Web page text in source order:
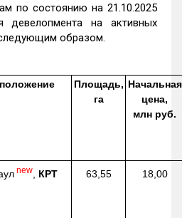
по состоянию на 21.10.2025
девелопмента на активных
образом.
Площадь,
га
Начальная
цена,
млн руб.
new КРТ 63,55 18,00